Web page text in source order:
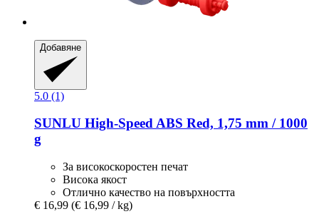
Добавяне
5.0 (1)
SUNLU High-​Speed ABS Red, 1,75 mm / 1000
g
За високоскоростен печат
Висока якост
Отлично качество на повърхността
€ 16,99 (€ 16,99 / kg)